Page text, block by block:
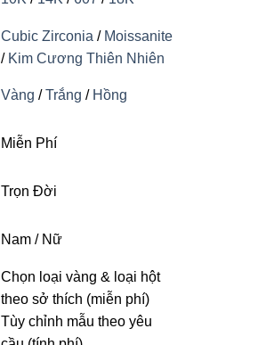
Cubic Zirconia / Moissanite
/ Kim Cương Thiên Nhiên
Vàng /Trắng / Hồng
Miễn Phí
Trọn Đời
Nam / Nữ
Chọn loại vàng & loại hột
theo sở thích (miễn phí)
Tùy chỉnh mẫu theo yêu